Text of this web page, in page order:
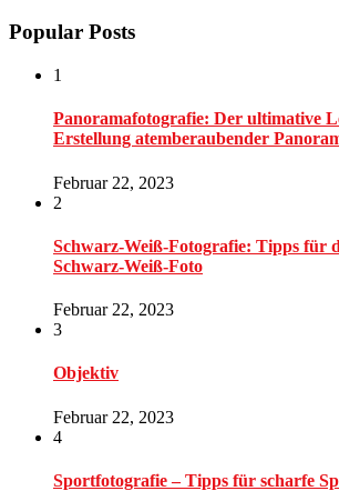
Popular Posts
1
Panoramafotografie: Der ultimative
Erstellung atemberaubender
Februar 22, 2023
2
Schwarz-Weiß-Fotografie: Tipps für
Schwarz-Weiß-Foto
Februar 22, 2023
3
Objektiv
Februar 22, 2023
4
Sportfotografie – Tipps für scharfe